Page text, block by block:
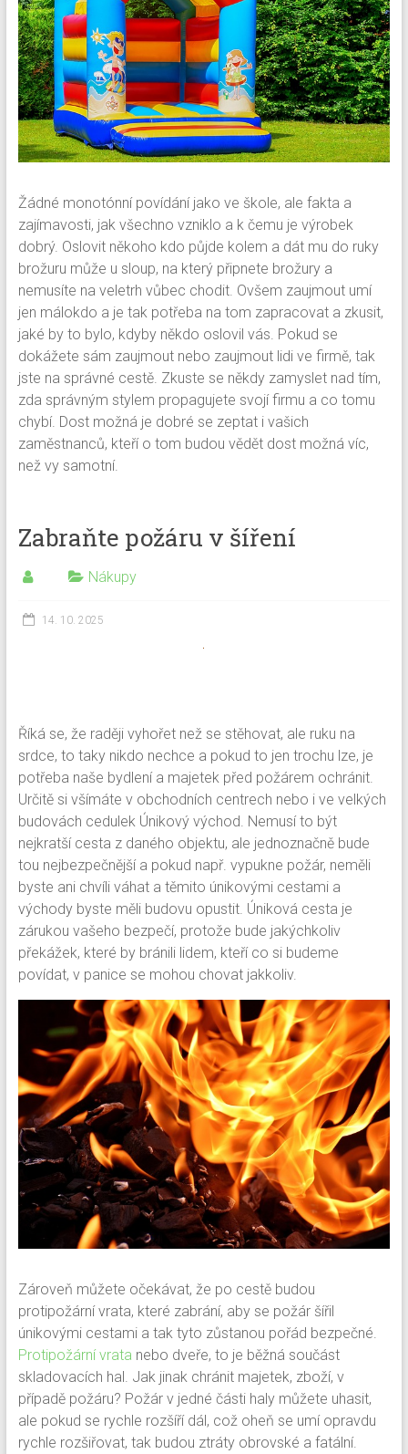
Žádné monotónní povídání jako ve škole, ale fakta a
zajímavosti, jak všechno vzniklo a k čemu je výrobek
dobrý. Oslovit někoho kdo půjde kolem a dát mu do ruky
brožuru může u sloup, na který připnete brožury a
nemusíte na veletrh vůbec chodit. Ovšem zaujmout umí
jen málokdo a je tak potřeba na tom zapracovat a zkusit,
jaké by to bylo, kdyby někdo oslovil vás. Pokud se
dokážete sám zaujmout nebo zaujmout lidi ve firmě, tak
jste na správné cestě. Zkuste se někdy zamyslet nad tím,
zda správným stylem propagujete svojí firmu a co tomu
chybí. Dost možná je dobré se zeptat i vašich
zaměstnanců, kteří o tom budou vědět dost možná víc,
než vy samotní.
Zabraňte požáru v šíření
Nákupy
14. 10. 2025
Říká se, že raději vyhořet než se stěhovat, ale ruku na
srdce, to taky nikdo nechce a pokud to jen trochu lze, je
potřeba naše bydlení a majetek před požárem ochránit.
Určitě si všímáte v obchodních centrech nebo i ve velkých
budovách cedulek Únikový východ. Nemusí to být
nejkratší cesta z daného objektu, ale jednoznačně bude
tou nejbezpečnější a pokud např. vypukne požár, neměli
byste ani chvíli váhat a těmito únikovými cestami a
východy byste měli budovu opustit. Úniková cesta je
zárukou vašeho bezpečí, protože bude jakýchkoliv
překážek, které by bránili lidem, kteří co si budeme
povídat, v panice se mohou chovat jakkoliv.
Zároveň můžete očekávat, že po cestě budou
protipožární vrata, které zabrání, aby se požár šířil
únikovými cestami a tak tyto zůstanou pořád bezpečné.
Protipožární vrata nebo dveře, to je běžná součást
skladovacích hal. Jak jinak chránit majetek, zboží, v
případě požáru? Požár v jedné části haly můžete uhasit,
ale pokud se rychle rozšíří dál, což oheň se umí opravdu
rychle rozšiřovat, tak budou ztráty obrovské a fatální.